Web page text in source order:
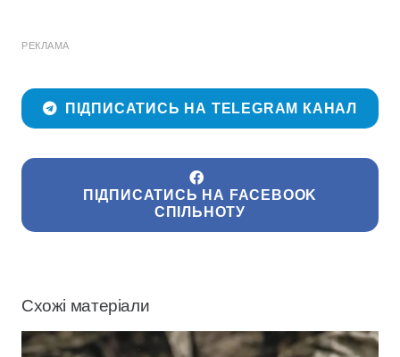
РЕКЛАМА
ПІДПИСАТИСЬ НА TELEGRAM КАНАЛ
ПІДПИСАТИСЬ НА FACEBOOK
СПІЛЬНОТУ
Схожі матеріали